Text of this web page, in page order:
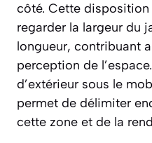
côté. Cette
regarder la largeur du
longueur, contribuant
perception de
d’extérieur sous le
permet de délimiter
cette zone et de la